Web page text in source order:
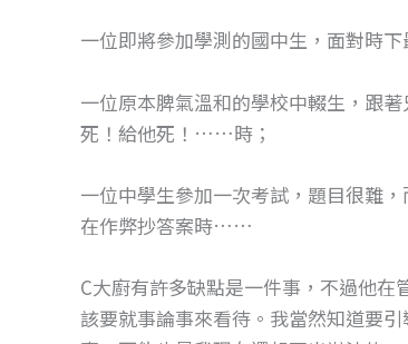
一位即將參加學測的國中生，面對時下
一位原本脾氣溫和的學校中輟生，跟
死！給他死！……時；
一位中學生參加一次考試，題目很難
在作弊抄答案時……
C大廚有許多缺點是一件事，不過他
該要就事論事來看待。我當然知道要